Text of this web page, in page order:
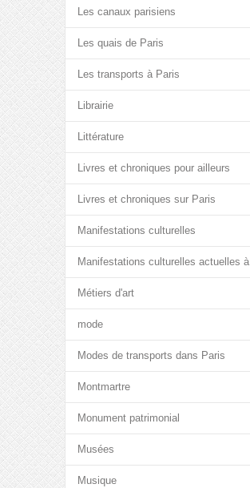
Les canaux parisiens
Les quais de Paris
Les transports à Paris
Librairie
Littérature
Livres et chroniques pour ailleurs
Livres et chroniques sur Paris
Manifestations culturelles
Manifestations culturelles actuelles
Métiers d'art
mode
Modes de transports dans Paris
Montmartre
Monument patrimonial
Musées
Musique